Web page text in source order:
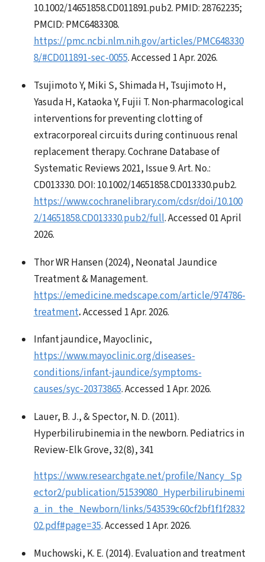
10.1002/14651858.CD011891.pub2. PMID: 28762235;
PMCID: PMC6483308.
https://pmc.ncbi.nlm.nih.gov/articles/PMC648330
8/#CD011891-sec-0055. Accessed 1 Apr. 2026.
Tsujimoto Y, Miki S, Shimada H, Tsujimoto H,
Yasuda H, Kataoka Y, Fujii T. Non‐pharmacological
interventions for preventing clotting of
extracorporeal circuits during continuous renal
replacement therapy. Cochrane Database of
Systematic Reviews 2021, Issue 9. Art. No.:
CD013330. DOI: 10.1002/14651858.CD013330.pub2.
https://www.cochranelibrary.com/cdsr/doi/10.100
2/14651858.CD013330.pub2/full. Accessed 01 April
2026.
Thor WR Hansen (2024), Neonatal Jaundice
Treatment & Management.
https://emedicine.medscape.com/article/974786-
treatment.Accessed 1 Apr. 2026.
Infant jaundice, Mayoclinic,
https://www.mayoclinic.org/diseases-
conditions/infant-jaundice/symptoms-
causes/syc-20373865. Accessed 1 Apr. 2026.
Lauer, B. J., & Spector, N. D. (2011).
Hyperbilirubinemia in the newborn. Pediatrics in
Review-Elk Grove, 32(8), 341
https://www.researchgate.net/profile/Nancy_Sp
ector2/publication/51539080_Hyperbilirubinemi
a_in_the_Newborn/links/543539c60cf2bf1f1f2832
02.pdf#page=35. Accessed 1 Apr. 2026.
Muchowski, K. E. (2014). Evaluation and treatment